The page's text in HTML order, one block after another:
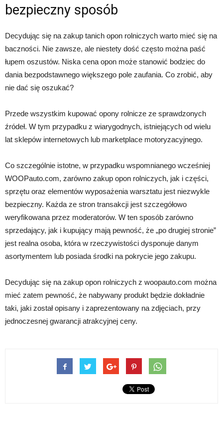
bezpieczny sposób
Decydując się na zakup tanich opon rolniczych warto mieć się na
baczności. Nie zawsze, ale niestety dość często można paść
łupem oszustów. Niska cena opon może stanowić bodziec do
dania bezpodstawnego większego pole zaufania. Co zrobić, aby
nie dać się oszukać?
Przede wszystkim kupować opony rolnicze ze sprawdzonych
źródeł. W tym przypadku z wiarygodnych, istniejących od wielu
lat sklepów internetowych lub marketplace motoryzacyjnego.
Co szczególnie istotne, w przypadku wspomnianego wcześniej
WOOPauto.com, zarówno zakup opon rolniczych, jak i części,
sprzętu oraz elementów wyposażenia warsztatu jest niezwykle
bezpieczny. Każda ze stron transakcji jest szczegółowo
weryfikowana przez moderatorów. W ten sposób zarówno
sprzedający, jak i kupujący mają pewność, że „po drugiej stronie”
jest realna osoba, która w rzeczywistości dysponuje danym
asortymentem lub posiada środki na pokrycie jego zakupu.
Decydując się na zakup opon rolniczych z woopauto.com można
mieć zatem pewność, że nabywany produkt będzie dokładnie
taki, jaki został opisany i zaprezentowany na zdjęciach, przy
jednoczesnej gwarancji atrakcyjnej ceny.